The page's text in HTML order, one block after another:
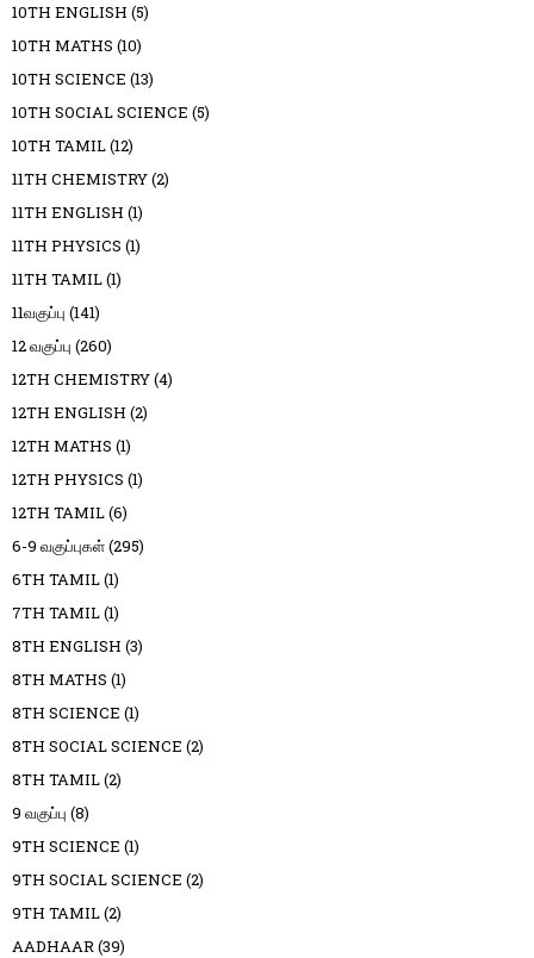
10TH ENGLISH (5)
10TH MATHS (10)
10TH SCIENCE (13)
10TH SOCIAL SCIENCE (5)
10TH TAMIL(12)
11TH CHEMISTRY(2)
11TH ENGLISH (1)
11TH PHYSICS (1)
11TH TAMIL(1)
11வகுப்பு (141)
12 வகுப்பு (260)
12TH CHEMISTRY(4)
12TH ENGLISH (2)
12TH MATHS (1)
12TH PHYSICS (1)
12TH TAMIL(6)
6-9 வகுப்புகள்(295)
6TH TAMIL(1)
7TH TAMIL(1)
8TH ENGLISH (3)
8TH MATHS (1)
8TH SCIENCE (1)
8TH SOCIAL SCIENCE (2)
8TH TAMIL(2)
9 வகுப்பு (8)
9TH SCIENCE (1)
9TH SOCIAL SCIENCE (2)
9TH TAMIL(2)
AADHAAR(39)